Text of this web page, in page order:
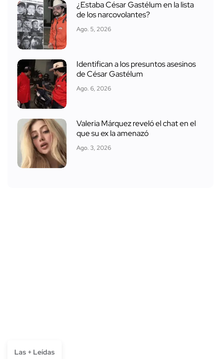
¿Estaba César Gastélum en la lista
de los narcovolantes?
Ago. 5, 2026
Identifican a los presuntos asesinos
de César Gastélum
Ago. 6, 2026
Valeria Márquez reveló el chat en el
que su ex la amenazó
Ago. 3, 2026
Las + Leídas